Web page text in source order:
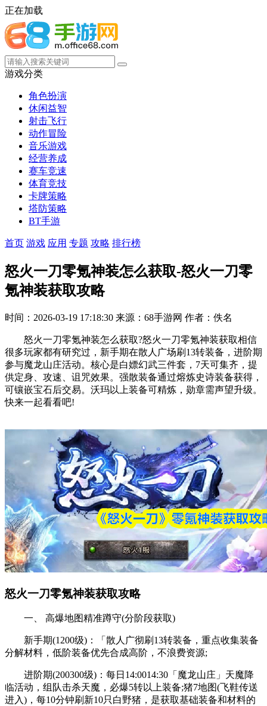
正在加载
游戏分类
角色扮演
休闲益智
射击飞行
动作冒险
音乐游戏
经营养成
赛车竞速
体育竞技
卡牌策略
塔防策略
BT手游
首页 游戏 应用 专题 攻略 排行榜
怒火一刀零氪神装怎么获取-怒火一刀零
氪神装获取攻略
时间：2026-03-19 17:18:30 来源：68手游网 作者：佚名
怒火一刀零氪神装怎么获取?怒火一刀零氪神装获取相信
很多玩家都有研究过，新手期在散人广场刷13转装备，进阶期
参与魔龙山庄活动。核心是白嫖幻武三件套，7天可集齐，提
供定身、攻速、诅咒效果。强散装备通过熔炼史诗装备获得，
可镶嵌宝石后交易。沃玛以上装备可精炼，勋章需声望升级。
快来一起看看吧!
怒火一刀零氪神装获取攻略
一、 高爆地图精准蹲守(分阶段获取)
新手期(1200级)：「散人广彻刷13转装备，重点收集装备
分解材料，低阶装备优先合成高阶，不浪费资源;
进阶期(200300级)：每日14:0014:30「魔龙山庄」天魔降
临活动，组队击杀天魔，必爆5转以上装备;猪7地图(飞鞋传送
进入)，每10分钟刷新10只白野猪，是获取基础装备和材料的